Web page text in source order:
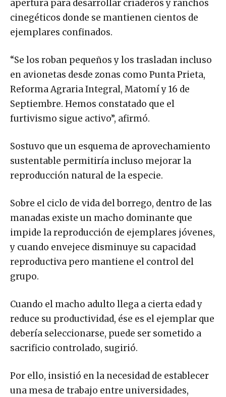
apertura para desarrollar criaderos y ranchos
cinegéticos donde se mantienen cientos de
ejemplares confinados.
“Se los roban pequeños y los trasladan incluso
en avionetas desde zonas como Punta Prieta,
Reforma Agraria Integral, Matomí y 16 de
Septiembre. Hemos constatado que el
furtivismo sigue activo”, afirmó.
Sostuvo que un esquema de aprovechamiento
sustentable permitiría incluso mejorar la
reproducción natural de la especie.
Sobre el ciclo de vida del borrego, dentro de las
manadas existe un macho dominante que
impide la reproducción de ejemplares jóvenes,
y cuando envejece disminuye su capacidad
reproductiva pero mantiene el control del
grupo.
Cuando el macho adulto llega a cierta edad y
reduce su productividad, ése es el ejemplar que
debería seleccionarse, puede ser sometido a
sacrificio controlado, sugirió.
Por ello, insistió en la necesidad de establecer
una mesa de trabajo entre universidades,